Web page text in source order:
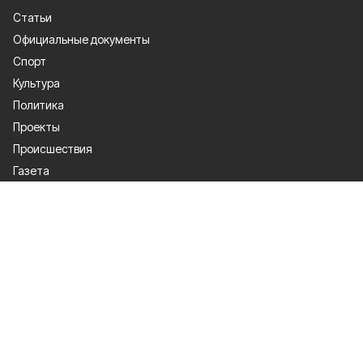
Статьи
Официальные документы
Спорт
Культура
Политика
Проекты
Происшествия
Газета